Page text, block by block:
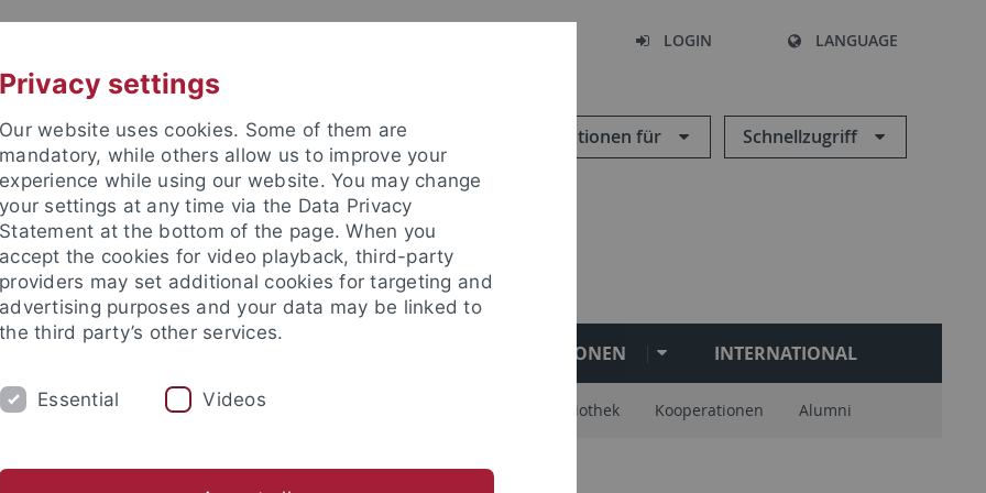
LOGIN LANGUAGE
Informationen für Schnellzugriff
(ZITh)
PERSONEN INTERNATIONAL
Gemeinsame Seminarverwaltung Bibliothek Kooperationen Alumni
Zentrum
Privacy settings
Our website uses cookies. Some of them are
mandatory, while others allow us to improve your
experience while using our website. You may change
your settings at any time via the Data Privacy
Statement at the bottom of the page. When you
accept the cookies for video playback, third-party
providers may set additional cookies for targeting and
advertising purposes and your data may be linked to
the third party’s other services.
Essential Videos